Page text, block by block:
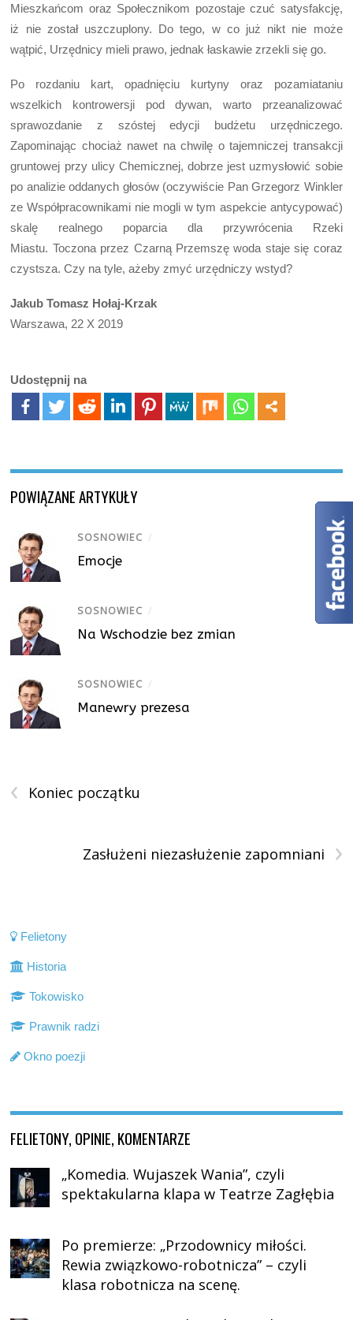
Mieszkańcom oraz Społecznikom pozostaje czuć satysfakcję,
iż nie został uszczuplony. Do tego, w co już nikt nie może
wątpić, Urzędnicy mieli prawo, jednak łaskawie zrzekli się go.
Po rozdaniu kart, opadnięciu kurtyny oraz pozamiataniu
wszelkich kontrowersji pod dywan, warto przeanalizować
sprawozdanie z szóstej edycji budżetu urzędniczego.
Zapominając chociaż nawet na chwilę o tajemniczej transakcji
gruntowej przy ulicy Chemicznej, dobrze jest uzmysłowić sobie
po analizie oddanych głosów (oczywiście Pan Grzegorz Winkler
ze Współpracownikami nie mogli w tym aspekcie antycypować)
skalę realnego poparcia dla przywrócenia Rzeki
Miastu. Toczona przez Czarną Przemszę woda staje się coraz
czystsza. Czy na tyle, ażeby zmyć urzędniczy wstyd?
Jakub Tomasz Hołaj-Krzak
Warszawa, 22 X 2019
Udostępnij na
POWIĄZANE ARTYKUŁY
SOSNOWIEC /
Emocje
SOSNOWIEC /
Na Wschodzie bez zmian
SOSNOWIEC /
Manewry prezesa
‹ Koniec początku
›
Zasłużeni niezasłużenie zapomniani
Felietony
Historia
Tokowisko
Prawnik radzi
Okno poezji
FELIETONY, OPINIE, KOMENTARZE
„Komedia. Wujaszek Wania”, czyli
spektakularna klapa w Teatrze Zagłębia
Po premierze: „Przodownicy miłości.
Rewia związkowo-robotnicza” – czyli
klasa robotnicza na scenę.